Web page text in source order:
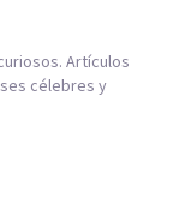
Artículos
célebres y